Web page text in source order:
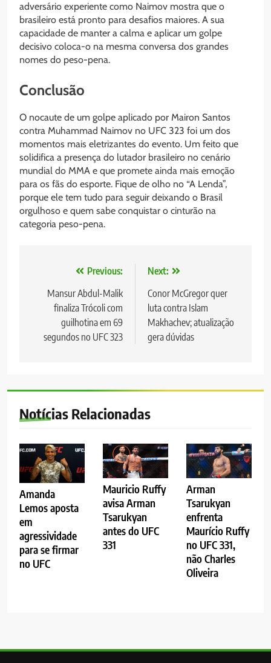
adversário experiente como Naimov mostra que o
brasileiro está pronto para desafios maiores. A sua
capacidade de manter a calma e aplicar um golpe
decisivo coloca-o na mesma conversa dos grandes
nomes do peso-pena.
Conclusão
O nocaute de um golpe aplicado por Mairon Santos
contra Muhammad Naimov no UFC 323 foi um dos
momentos mais eletrizantes do evento. Um feito que
solidifica a presença do lutador brasileiro no cenário
mundial do MMA e que promete ainda mais emoção
para os fãs do esporte. Fique de olho no “A Lenda”,
porque ele tem tudo para seguir deixando o Brasil
orgulhoso e quem sabe conquistar o cinturão na
categoria peso-pena.
Navegação
Post
Previous:
Mansur Abdul-Malik
finaliza Trócoli com
guilhotina em 69
segundos no UFC 323
Next:
Conor McGregor quer
luta contra Islam
Makhachev; atualização
gera dúvidas
Notícias Relacionadas
Amanda
Lemos aposta
em
agressividade
para se firmar
no UFC
Mauricio Ruffy
avisa Arman
Tsarukyan
antes do UFC
331
Arman
Tsarukyan
enfrenta
Maurício Ruffy
no UFC 331,
não Charles
Oliveira